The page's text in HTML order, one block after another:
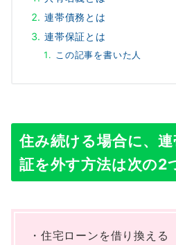
連帯債務とは
連帯保証とは
この記事を書いた人
住み続ける場合に、
証を外す方法は次の2
・住宅ローンを借り換える